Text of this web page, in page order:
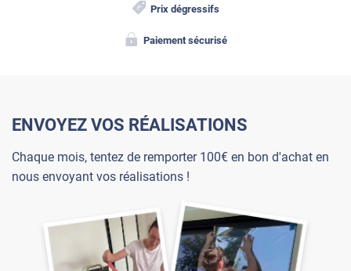
Prix dégressifs
Paiement sécurisé
ENVOYEZ VOS RÉALISATIONS
Chaque mois, tentez de remporter 100€ en bon d'achat en
nous envoyant vos réalisations !